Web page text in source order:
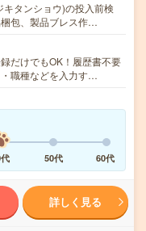
タンショウ)の投入前検
包、製品ブレス作…
だけでもOK！履歴書不要
職種などを入力す…
50代 60代
詳しく見る